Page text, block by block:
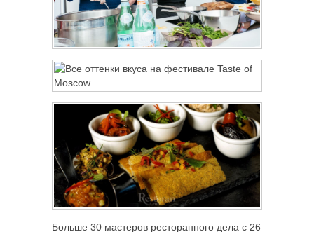
Больше 30 мастеров ресторанного дела с 26